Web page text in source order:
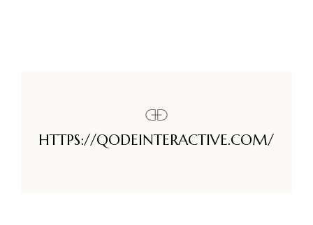
HTTPS://QODEINTERACTIVE.COM/